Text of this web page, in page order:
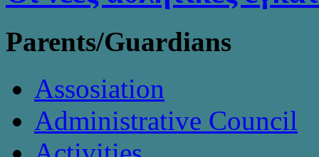
Parents/Guardians
Assosiation
Administrative Council